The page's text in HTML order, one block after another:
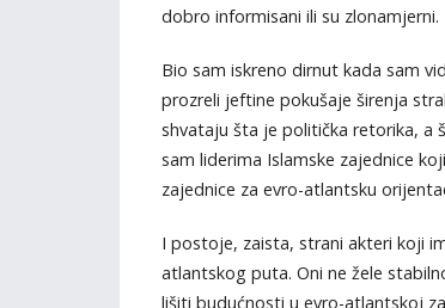
dobro informisani ili su zlonamjerni.
Bio sam iskreno dirnut kada sam
prozreli jeftine pokušaje širenja
shvataju šta je politička retorika, a
sam liderima Islamske zajednice
zajednice za evro-atlantsku
I postoje, zaista, strani akteri koji
atlantskog puta. Oni ne žele
lišiti budućnosti u evro-atlantskoj